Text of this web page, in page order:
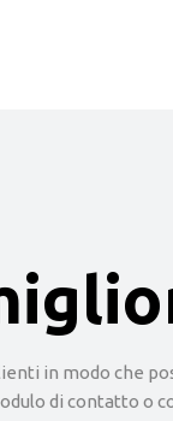
in modo che
di contatto